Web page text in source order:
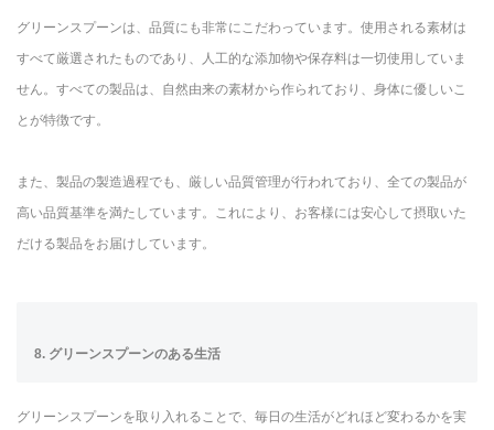
グリーンスプーンは、品質にも非常にこだわっています。使用される素材は
すべて厳選されたものであり、人工的な添加物や保存料は一切使用していま
せん。すべての製品は、自然由来の素材から作られており、身体に優しいこ
とが特徴です。
また、製品の製造過程でも、厳しい品質管理が行われており、全ての製品が
高い品質基準を満たしています。これにより、お客様には安心して摂取いた
だける製品をお届けしています。
8. グリーンスプーンのある生活
グリーンスプーンを取り入れることで、毎日の生活がどれほど変わるかを実